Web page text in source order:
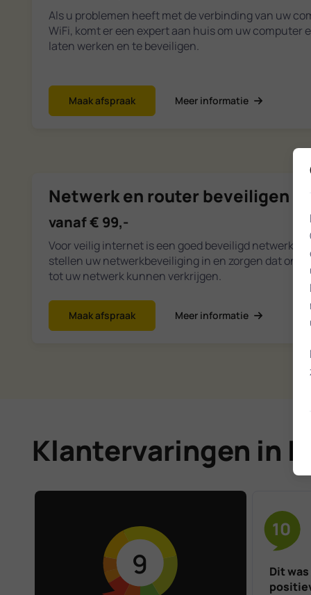
Als u problemen heeft met de verbinding van uw
WiFi, komt er een expert aan huis om uw computer
laten werken en te beveiligen.
Maak afspraak Meer informatie
Netwerk en router beveiligen
vanaf € 99,-
Voor veilig internet is een goed beveiligd netwerk
stellen uw netwerkbeveiliging in en zorgen dat
tot uw netwerk kunnen verkrijgen.
Maak afspraak Meer informatie
Klantervaringen in
9
10
Dit